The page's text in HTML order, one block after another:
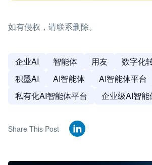
如有侵权，请联系删除。
企业AI 智能体 用友 数字化
积墨AI
AI智能体
AI智能体平台
私有化AI智能体平台
企业级AI智能
Share This Post